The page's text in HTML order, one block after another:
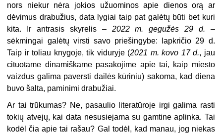
nors niekur nėra jokios užuominos apie dienos orą ar
dėvimus drabužius, data lygiai taip pat galėtų būti bet kuri
kita. Ir antrasis skyrelis – 2022 m. gegužės 29 d. –
sėkmingai galėtų virsti savo priešingybe: lapkričio 29 d.
Taip ir toliau knygoje, tik viduryje (2021 m. kovo 17 d., jau
cituotame dinamiškame pasakojime apie tai, kaip miesto
vaizdus galima paversti dailės kūriniu) sakoma, kad diena
buvo šalta, paminimi drabužiai.
Ar tai trūkumas? Ne, pasaulio literatūroje irgi galima rasti
tokių atvejų, kai data nesusiejama su gamtine aplinka. Tai
kodėl čia apie tai rašau? Gal todėl, kad manau, jog niekas